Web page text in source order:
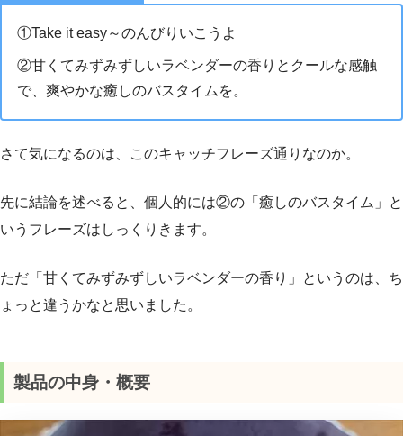
①Take it easy～のんびりいこうよ
②甘くてみずみずしいラベンダーの香りとクールな感触
で、爽やかな癒しのバスタイムを。
さて気になるのは、このキャッチフレーズ通りなのか。
先に結論を述べると、個人的には②の「癒しのバスタイム」と
いうフレーズはしっくりきます。
ただ「甘くてみずみずしいラベンダーの香り」というのは、ち
ょっと違うかなと思いました。
製品の中身・概要